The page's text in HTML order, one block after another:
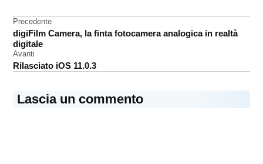
ecosostenibilità
Navigazione
articoli
Precedente
digiFilm Camera, la finta fotocamera analogica in realtà
digitale
Avanti
Rilasciato iOS 11.0.3
Lascia un commento